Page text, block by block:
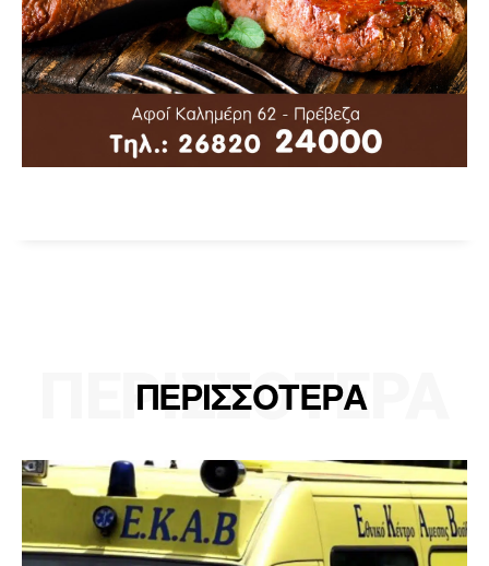
ΠΕΡΙΣΣΟΤΕΡΑ
ΠΕΡΙΣΣΟΤΕΡΑ